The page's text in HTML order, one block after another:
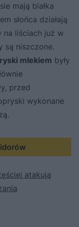
mają białka
słońca działają
liściach już w
są niszczone.
mlekiem były
przed
wykonane
atakują